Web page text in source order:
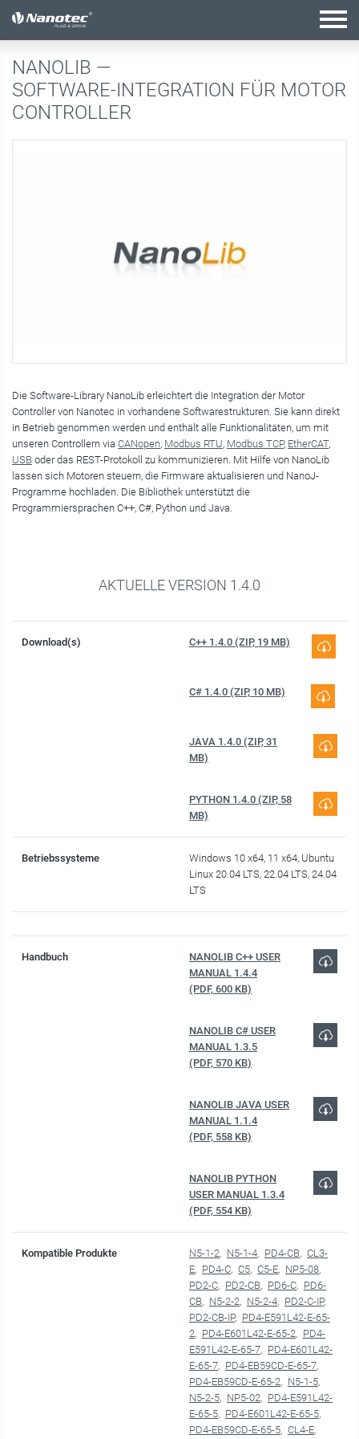
Aktive Kombination
NANOLIB —
SOFTWARE-INTEGRATION FÜR MOTOR
CONTROLLER
Die Software-Library NanoLib erleichtert die Integration der Motor
Controller von Nanotec in vorhandene Softwarestrukturen. Sie kann direkt
in Betrieb genommen werden und enthält alle Funktionalitäten, um mit
unseren Controllern via CANopen, Modbus RTU, Modbus TCP, EtherCAT,
USB oder das REST-Protokoll zu kommunizieren. Mit Hilfe von NanoLib
lassen sich Motoren steuern, die Firmware aktualisieren und NanoJ-
Programme hochladen. Die Bibliothek unterstützt die
Programmiersprachen C++, C#, Python und Java.
AKTUELLE VERSION 1.4.0
Download(s) C++ 1.4.0 (ZIP, 19 MB)
C# 1.4.0 (ZIP, 10 MB)
JAVA 1.4.0 (ZIP, 31
MB)
PYTHON 1.4.0 (ZIP, 58
MB)
Betriebssysteme
Windows 10 x64, 11 x64, Ubuntu
Linux 20.04 LTS, 22.04 LTS, 24.04
LTS
Handbuch
NANOLIB C++ USER
MANUAL 1.4.4
(PDF, 600 KB)
NANOLIB C# USER
MANUAL 1.3.5
(PDF, 570 KB)
NANOLIB JAVA USER
MANUAL 1.1.4
(PDF, 558 KB)
NANOLIB PYTHON
USER MANUAL 1.3.4
(PDF, 554 KB)
Kompatible Produkte N5-1-2 N5-1-4 PD4-CB CL3-
E
PD4-C C5 C5-E
NP5-08
PD2-C
PD2-CB PD6-C
PD6-
CB
N5-2-2 N5-2-4
PD2-C-IP
PD2-CB-IP
PD4-E591L42-E-65-
2
PD4-E601L42-E-65-2
PD4-
E591L42-E-65-7
PD4-E601L42-
E-65-7
PD4-EB59CD-E-65-7
PD4-EB59CD-E-65-2
N5-1-5
N5-2-5
NP5-02
PD4-E591L42-
E-65-5
PD4-E601L42-E-65-5
PD4-EB59CD-E-65-5 CL4-E